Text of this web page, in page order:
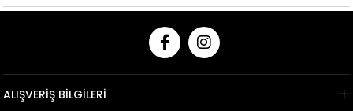
ALIŞVERİŞ BİLGİLERİ